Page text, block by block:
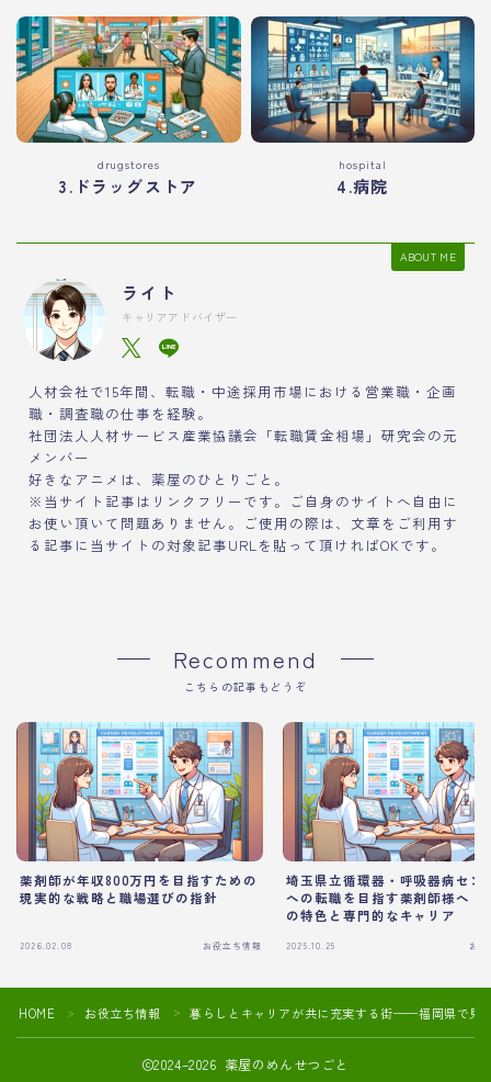
drugstores
3.ドラッグストア
hospital
4.病院
ABOUT ME
ライト
キャリアアドバイザー
人材会社で15年間、転職・中途採用市場における営業職・企画
職・調査職の仕事を経験。
社団法人人材サービス産業協議会「転職賃金相場」研究会の元
メンバー
好きなアニメは、薬屋のひとりごと。
※当サイト記事はリンクフリーです。ご自身のサイトへ自由に
お使い頂いて問題ありません。ご使用の際は、文章をご利用す
る記事に当サイトの対象記事URLを貼って頂ければOKです。
Recommend
こちらの記事もどうぞ
薬剤師が年収800万円を目指すための
現実的な戦略と職場選びの指針
2026.02.08 お役立ち情報
埼玉県立循環器・呼吸器病セン
への転職を目指す薬剤師様へ：
の特色と専門的なキャリア
2025.10.25 お
HOME ＞ お役立ち情報 ＞ 暮らしとキャリアが共に充実する街──福岡県で見
2024–2026 薬屋のめんせつごと